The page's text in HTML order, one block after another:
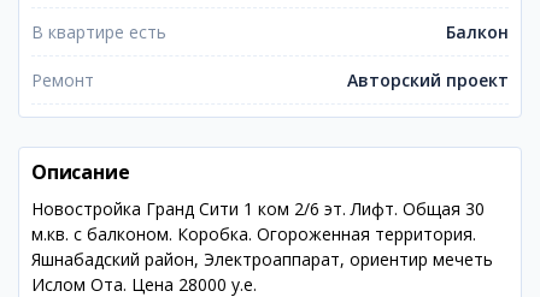
В квартире есть Балкон
Ремонт Авторский проект
Описание
Новостройка Гранд Сити 1 ком 2/6 эт. Лифт. Общая 30
м.кв. с балконом. Коробка. Огороженная территория.
Яшнабадский район, Электроаппарат, ориентир мечеть
Ислом Ота. Цена 28000 у.е.